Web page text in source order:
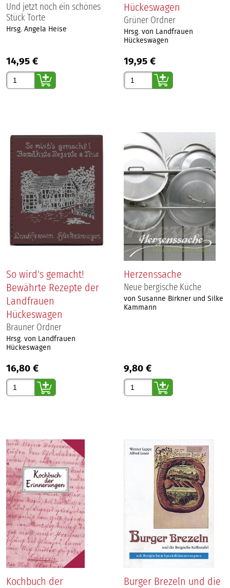
Und jetzt noch ein schönes
Stück Torte
Hrsg. Angela Heise
14,95 €
Gewünschte Anzahl
Hückeswagen
Grüner Ordner
Hrsg. von Landfrauen
Hückeswagen
19,95 €
Gewünschte Anzahl
So wird's gemacht!
Bewährte Rezepte der
Landfrauen
Hückeswagen
Brauner Ordner
Hrsg. von Landfrauen
Hückeswagen
16,80 €
Gewünschte Anzahl
Herzenssache
Neue bergische Küche
von Susanne Birkner und Silke
Kammann
9,80 €
Gewünschte Anzahl
Kochbuch der
Burger Brezeln und die